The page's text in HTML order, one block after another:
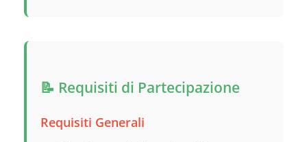
📝 Requisiti di Partecipazione
Requisiti Generali